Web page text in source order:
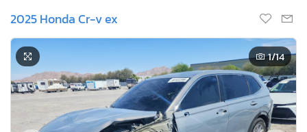
2025 Honda Cr-v ex
1/14